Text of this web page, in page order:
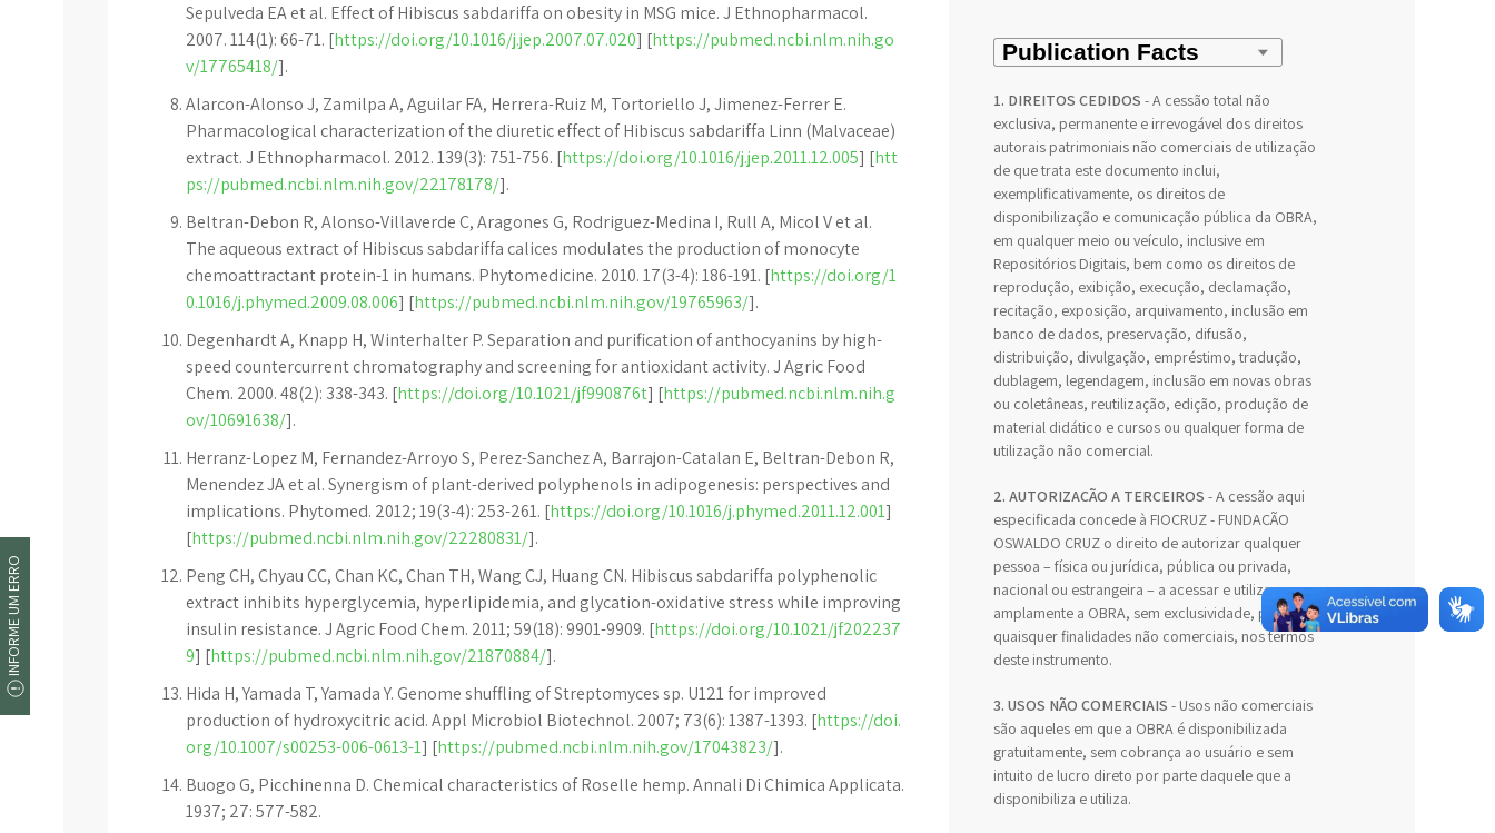
Sepulveda EA et al. Effect of Hibiscus sabdariffa on obesity in MSG mice. J Ethnopharmacol.
2007. 114(1): 66-71. [https://doi.org/10.1016/j.jep.2007.07.020] [https://pubmed.ncbi.nlm.nih.go
v/17765418/].
Alarcon-Alonso J, Zamilpa A, Aguilar FA, Herrera-Ruiz M, Tortoriello J, Jimenez-Ferrer E.
Pharmacological characterization of the diuretic effect of Hibiscus sabdariffa Linn (Malvaceae)
extract. J Ethnopharmacol. 2012. 139(3): 751-756. [https://doi.org/10.1016/j.jep.2011.12.005] [htt
ps://pubmed.ncbi.nlm.nih.gov/22178178/].
Beltran-Debon R, Alonso-Villaverde C, Aragones G, Rodriguez-Medina I, Rull A, Micol V et al.
The aqueous extract of Hibiscus sabdariffa calices modulates the production of monocyte
chemoattractant protein-1 in humans. Phytomedicine. 2010. 17(3-4): 186-191. [https://doi.org/1
0.1016/j.phymed.2009.08.006] [https://pubmed.ncbi.nlm.nih.gov/19765963/].
Degenhardt A, Knapp H, Winterhalter P. Separation and purification of anthocyanins by high-
speed countercurrent chromatography and screening for antioxidant activity. J Agric Food
Chem. 2000. 48(2): 338-343. [https://doi.org/10.1021/jf990876t] [https://pubmed.ncbi.nlm.nih.g
ov/10691638/].
Herranz-Lopez M, Fernandez-Arroyo S, Perez-Sanchez A, Barrajon-Catalan E, Beltran-Debon R,
Menendez JA et al. Synergism of plant-derived polyphenols in adipogenesis: perspectives and
implications. Phytomed. 2012; 19(3-4): 253-261. [https://doi.org/10.1016/j.phymed.2011.12.001]
[https://pubmed.ncbi.nlm.nih.gov/22280831/].
Peng CH, Chyau CC, Chan KC, Chan TH, Wang CJ, Huang CN. Hibiscus sabdariffa polyphenolic
extract inhibits hyperglycemia, hyperlipidemia, and glycation-oxidative stress while improving
insulin resistance. J Agric Food Chem. 2011; 59(18): 9901-9909. [https://doi.org/10.1021/jf202237
9] [https://pubmed.ncbi.nlm.nih.gov/21870884/].
Hida H, Yamada T, Yamada Y. Genome shuffling of Streptomyces sp. U121 for improved
production of hydroxycitric acid. Appl Microbiol Biotechnol. 2007; 73(6): 1387-1393. [https://doi.
org/10.1007/s00253-006-0613-1] [https://pubmed.ncbi.nlm.nih.gov/17043823/].
Buogo G, Picchinenna D. Chemical characteristics of Roselle hemp. Annali Di Chimica Applicata.
1937; 27: 577-582.
1. DIREITOS CEDIDOS - A cessão total não
exclusiva, permanente e irrevogável dos direitos
autorais patrimoniais não comerciais de utilização
de que trata este documento inclui,
exemplificativamente, os direitos de
disponibilização e comunicação pública da OBRA,
em qualquer meio ou veículo, inclusive em
Repositórios Digitais, bem como os direitos de
reprodução, exibição, execução, declamação,
recitação, exposição, arquivamento, inclusão em
banco de dados, preservação, difusão,
distribuição, divulgação, empréstimo, tradução,
dublagem, legendagem, inclusão em novas obras
ou coletâneas, reutilização, edição, produção de
material didático e cursos ou qualquer forma de
utilização não comercial.
2. AUTORIZAÇÃO A TERCEIROS - A cessão aqui
especificada concede à FIOCRUZ - FUNDAÇÃO
OSWALDO CRUZ o direito de autorizar qualquer
pessoa – física ou jurídica, pública ou privada,
nacional ou estrangeira – a acessar e utilizar
amplamente a OBRA, sem exclusividade, para
quaisquer finalidades não comerciais, nos termos
deste instrumento.
3. USOS NÃO COMERCIAIS - Usos não comerciais
são aqueles em que a OBRA é disponibilizada
gratuitamente, sem cobrança ao usuário e sem
intuito de lucro direto por parte daquele que a
disponibiliza e utiliza.
INFORME UM ERRO